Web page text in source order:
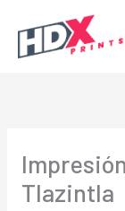
contenido
Tlazintla